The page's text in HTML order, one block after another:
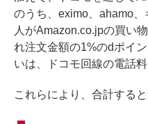
のうち、eximo、ahamo
人がAmazon.co.jpの買い
れ注文金額の1%のdポイ
いは、ドコモ回線の電話
これらにより、合計する